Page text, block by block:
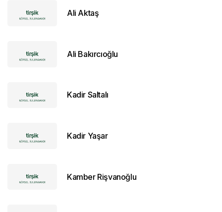
Ali Aktaş
Ali Bakırcıoğlu
Kadir Saltalı
Kadir Yaşar
Kamber Rişvanoğlu